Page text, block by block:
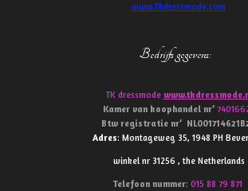
www.Tkdressmode.com
Bedrijfs gegevens:
TK dressmode
Kamer van koophandel nr’
Btw registratie nr’
Adres: Montageweg 35, 1948 PH
winkel nr 31256 , the Netherlands
Telefoon nummer: 015 88 79 871